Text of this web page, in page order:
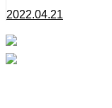
2022.04.21